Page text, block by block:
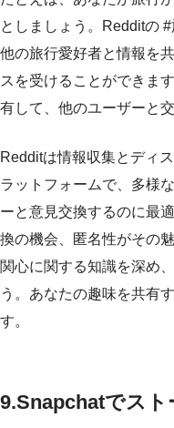
としましょう。Redditの
他の旅行愛好者と情報を
スを受けることができま
有して、他のユーザーと
Redditは情報収集とディ
ラットフォームで、多様
ーと意見交換するのに最
換の機会、匿名性がその
関心に関する知識を深め
う。あなたの趣味を共有
す。
9.Snapchatでスト